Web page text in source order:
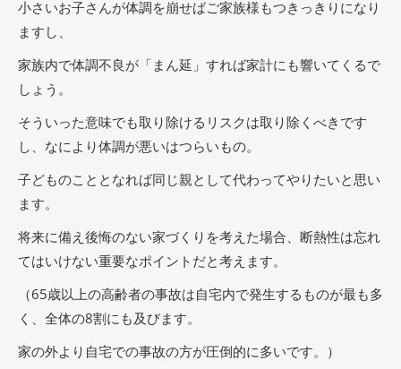
小さいお子さんが体調を崩せばご家族様もつきっきりになり
ますし、
家族内で体調不良が「まん延」すれば家計にも響いてくるで
しょう。
そういった意味でも取り除けるリスクは取り除くべきです
し、なにより体調が悪いはつらいもの。
子どものこととなれば同じ親として代わってやりたいと思い
ます。
将来に備え後悔のない家づくりを考えた場合、断熱性は忘れ
てはいけない重要なポイントだと考えます。
（65歳以上の高齢者の事故は自宅内で発生するものが最も多
く、全体の8割にも及びます。
家の外より自宅での事故の方が圧倒的に多いです。）